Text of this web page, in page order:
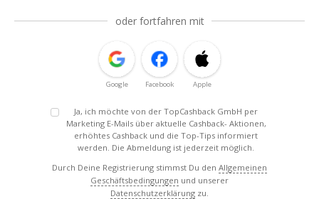
oder fortfahren mit
Google Facebook Apple
Ja, ich möchte von der TopCashback GmbH per
Marketing E-Mails über aktuelle Cashback- Aktionen,
erhöhtes Cashback und die Top-Tips informiert
werden. Die Abmeldung ist jederzeit möglich.
Durch Deine Registrierung stimmst Du den Allgemeinen
Geschäftsbedingungen und unserer
Datenschutzerklärung zu.